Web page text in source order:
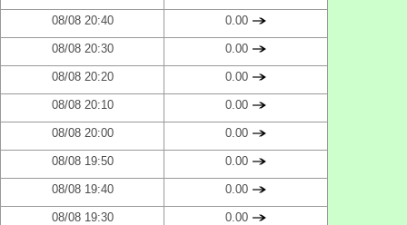
08/08 20:40 0.00
08/08 20:30 0.00
08/08 20:20 0.00
08/08 20:10 0.00
08/08 20:00 0.00
08/08 19:50 0.00
08/08 19:40 0.00
08/08 19:30 0.00